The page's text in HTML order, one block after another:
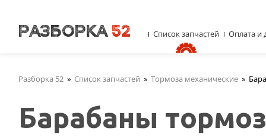
Разборка 52 » Список запчастей » Тормоза механические »
Барабаны
Список запчастей Оплата и